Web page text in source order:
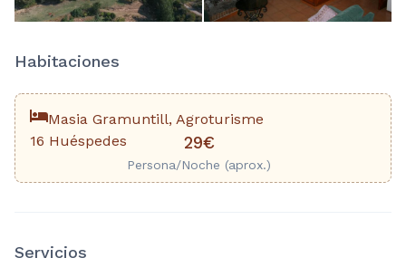
Habitaciones
Masia Gramuntill, Agroturisme
16 Huéspedes
29€
Persona/Noche (aprox.)
Servicios